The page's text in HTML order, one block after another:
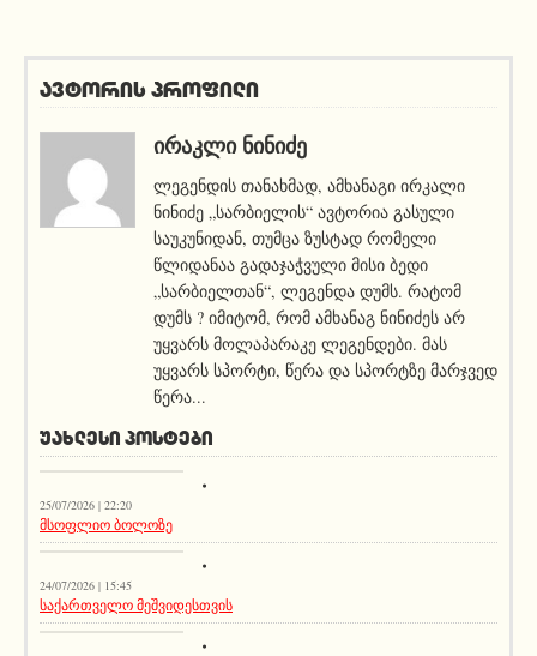
ავტორის პროფილი
ᲘᲠᲐᲙᲚᲘ ᲜᲘᲜᲘᲫᲔ
ლეგენდის თანახმად, ამხანაგი ირკალი
ნინიძე „სარბიელის“ ავტორია გასული
საუკუნიდან, თუმცა ზუსტად რომელი
წლიდანაა გადაჯაჭვული მისი ბედი
„სარბიელთან“, ლეგენდა დუმს. რატომ
დუმს ? იმიტომ, რომ ამხანაგ ნინიძეს არ
უყვარს მოლაპარაკე ლეგენდები. მას
უყვარს სპორტი, წერა და სპორტზე მარჯვედ
წერა...
ᲣᲐᲮᲚᲔᲡᲘ ᲞᲝᲡᲢᲔᲑᲘ
25/07/2026 | 22:20
მსოფლიო ბოლოზე
სიახლეები
24/07/2026 | 15:45
საქართველო მეშვიდესთვის
აქეთურ-იქითური